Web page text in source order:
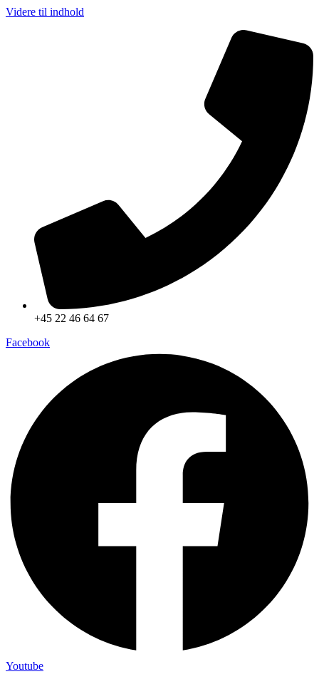
Videre til indhold
+45 22 46 64 67
Facebook
Youtube